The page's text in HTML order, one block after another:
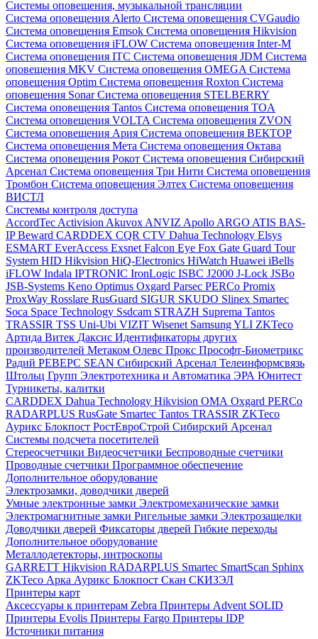
Системы оповещения, музыкальной трансляции
Система оповещения Alerto Система оповещения CVGaudio
Система оповещения Emsok Система оповещения Hikvision
Система оповещения iFLOW Система оповещения Inter-M
Система оповещения ITC Система оповещения JDM Система
оповещения MKV Система оповещения OMEGA Система
оповещения Optim Система оповещения Roxton Система
оповещения SonarСистема оповещения STELBERRY
Система оповещения Tantos Система оповещения TOA
Система оповещения VOLTA Система оповещения ZVON
Система оповещения Ария Система оповещения ВЕКТОР
Система оповещения Мета Система оповещения Октава
Система оповещения Рокот Система оповещения Сибирский
Арсенал Система оповещения Три Нити Система оповещения
Тромбон Система оповещения Элтех Система оповещения
ВИСТЛ
Системы контроля доступа
AccordTec Activision Akuvox ANVIZ Apollo ARGO ATIS BAS-
IPBeward CARDDEX CQR CTV Dahua Technology Elsys
ESMART EverAccess Exsnet Falcon Eye Fox Gate Guard Tour
System HID Hikvision HiQ-Electronics HiWatch Huawei iBells
iFLOW Indala IPTRONIC IronLogic ISBC J2000 J-Lock JSBo
JSB-Systems Keno Optimus Oxgard Parsec PERCo Promix
ProxWay Rosslare RusGuard SIGUR SKUDO Slinex Smartec
Soca Space Technology Ssdcam STRAZH Suprema Tantos
TRASSIR TSS Uni-Ubi VIZIT Wisenet SamsungYLI ZKTeco
Артида Витек Даксис Идентификаторы других
производителей Метаком Олевс Прокс Прософт-Биометрикс
Радий РЕВЕРС SEAN Сибирский Арсенал Телеинформсвязь
Штольц Групп Электротехника и Автоматика ЭРА Юнитест
Турникеты, калитки
CARDDEX Dahua Technology Hikvision ОМА Oxgard PERCo
RADARPLUS RusGate Smartec Tantos TRASSIR ZKTeco
Аурикс Блокпост РостЕвроСтрой Сибирский Арсенал
Системы подсчета посетителей
Стереосчетчики Видеосчетчики Беспроводные счетчики
Проводные счетчики Программное обеспечение
Дополнительное оборудование
Электрозамки, доводчики дверей
Умные электронные замки Электромеханические замки
Электромагнитные замки Ригельные замки Электрозащелки
Доводчики дверей Фиксаторы дверей Гибкие переходы
Дополнительное оборудование
Металлодетекторы, интроскопы
GARRETT Hikvision RADARPLUS Smartec SmartScan Sphinx
ZKTeco Арка Аурикс Блокпост Скан СКИЗЭЛ
Принтеры карт
Аксессуары к принтерам Zebra Принтеры Advent SOLID
Принтеры Evolis Принтеры Fargo Принтеры IDP
Источники питания